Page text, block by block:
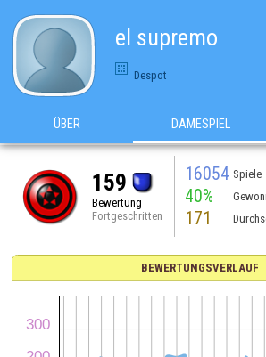
el supremo
Despot
ÜBER DAMESPIEL
159
Bewertung
Fortgeschritten
16054 Spiele
40%
171
BEWERTUNGSVERLAUF